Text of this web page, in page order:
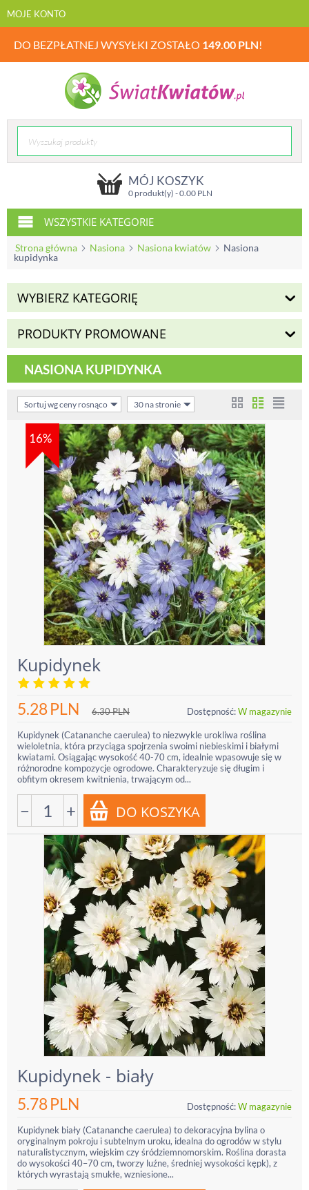
MOJE KONTO
DO BEZPŁATNEJ WYSYŁKI ZOSTAŁO 149.00 PLN!
MÓJ KOSZYK
0 produkt(y) -0.00PLN
WSZYSTKIE KATEGORIE
Strona główna Nasiona Nasiona kwiatów
Nasiona
kupidynka
WYBIERZ KATEGORIĘ
PRODUKTY PROMOWANE
NASIONA KUPIDYNKA
Sortuj wg ceny rosnąco 30 na stronie
16%
Kupidynek
5.28PLN 6.30PLN Dostępność:W magazynie
Kupidynek (Catananche caerulea) to niezwykle urokliwa roślina
wieloletnia, która przyciąga spojrzenia swoimi niebieskimi i białymi
kwiatami. Osiągając wysokość 40-70 cm, idealnie wpasowuje się w
różnorodne kompozycje ogrodowe. Charakteryzuje się długim i
obfitym okresem kwitnienia, trwającym od...
− +
Kupidynek - biały
5.78PLN Dostępność:W magazynie
Kupidynek biały (Catananche caerulea) to dekoracyjna bylina o
oryginalnym pokroju i subtelnym uroku, idealna do ogrodów w stylu
naturalistycznym, wiejskim czy śródziemnomorskim. Roślina dorasta
do wysokości 40–70 cm, tworzy luźne, średniej wysokości kępk), z
których wyrastają smukłe, wzniesione...